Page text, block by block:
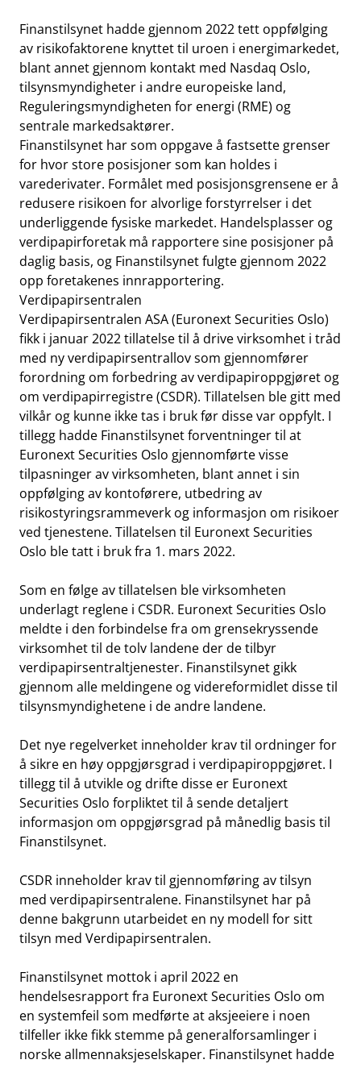
Finanstilsynet hadde gjennom 2022 tett oppfølging
av risikofaktorene knyttet til uroen i energimarkedet,
blant annet gjennom kontakt med Nasdaq Oslo,
tilsynsmyndigheter i andre europeiske land,
Reguleringsmyndigheten for energi (RME) og
sentrale markedsaktører.
Finanstilsynet har som oppgave å fastsette grenser
for hvor store posisjoner som kan holdes i
varederivater. Formålet med posisjonsgrensene er å
redusere risikoen for alvorlige forstyrrelser i det
underliggende fysiske markedet. Handelsplasser og
verdipapirforetak må rapportere sine posisjoner på
daglig basis, og Finanstilsynet fulgte gjennom 2022
opp foretakenes innrapportering.
Verdipapirsentralen
Verdipapirsentralen ASA (Euronext Securities Oslo)
fikk i januar 2022 tillatelse til å drive virksomhet i tråd
med ny verdipapirsentrallov som gjennomfører
forordning om forbedring av verdipapiroppgjøret og
om verdipapirregistre (CSDR). Tillatelsen ble gitt med
vilkår og kunne ikke tas i bruk før disse var oppfylt. I
tillegg hadde Finanstilsynet forventninger til at
Euronext Securities Oslo gjennomførte visse
tilpasninger av virksomheten, blant annet i sin
oppfølging av kontoførere, utbedring av
risikostyringsrammeverk og informasjon om risikoer
ved tjenestene. Tillatelsen til Euronext Securities
Oslo ble tatt i bruk fra 1. mars 2022.
Som en følge av tillatelsen ble virksomheten
underlagt reglene i CSDR. Euronext Securities Oslo
meldte i den forbindelse fra om grensekryssende
virksomhet til de tolv landene der de tilbyr
verdipapirsentraltjenester. Finanstilsynet gikk
gjennom alle meldingene og videreformidlet disse til
tilsynsmyndighetene i de andre landene.
Det nye regelverket inneholder krav til ordninger for
å sikre en høy oppgjørsgrad i verdipapiroppgjøret. I
tillegg til å utvikle og drifte disse er Euronext
Securities Oslo forpliktet til å sende detaljert
informasjon om oppgjørsgrad på månedlig basis til
Finanstilsynet.
CSDR inneholder krav til gjennomføring av tilsyn
med verdipapirsentralene. Finanstilsynet har på
denne bakgrunn utarbeidet en ny modell for sitt
tilsyn med Verdipapirsentralen.
Finanstilsynet mottok i april 2022 en
hendelsesrapport fra Euronext Securities Oslo om
en systemfeil som medførte at aksjeeiere i noen
tilfeller ikke fikk stemme på generalforsamlinger i
norske allmennaksjeselskaper. Finanstilsynet hadde